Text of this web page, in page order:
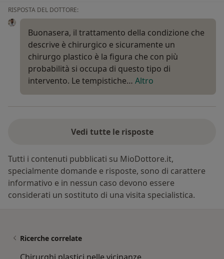
RISPOSTA DEL DOTTORE:
Buonasera, il trattamento della condizione che
descrive è chirurgico e sicuramente un
chirurgo plastico è la figura che con più
probabilità si occupa di questo tipo di
intervento. Le tempistiche… Altro
Vedi tutte le risposte
Tutti i contenuti pubblicati su MioDottore.it,
specialmente domande e risposte, sono di carattere
informativo e in nessun caso devono essere
considerati un sostituto di una visita specialistica.
Ricerche correlate